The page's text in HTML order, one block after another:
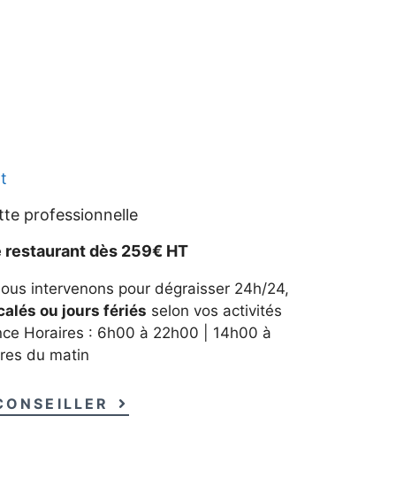
professionnelle
dès 259€ HT
intervenons pour dégraisser 24h/24,
ou jours fériés selon vos activités
Horaires : 6h00 à 22h00 | 14h00 à
du matin